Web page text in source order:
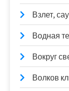
Взлет,
Водная
Вокруг
Волков